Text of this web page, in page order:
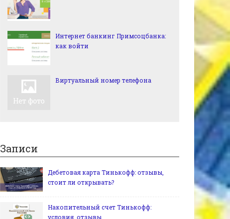
Интернет банкинг Примсоцбанка:
как войти
Виртуальный номер телефона
Записи
Дебетовая карта Тинькофф: отзывы,
стоит ли открывать?
Накопительный счет Тинькофф:
условия, отзывы